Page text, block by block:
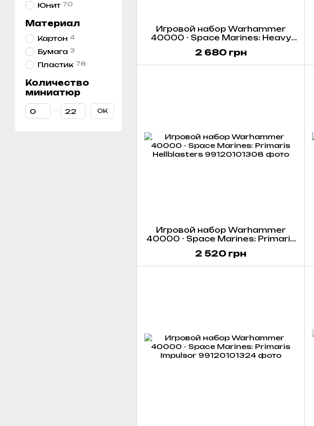
Игровой набор Warhammer
40000 - Space Marines: Heavy
2 680 грн
Игровой набор Warhammer
40000 - Space Marines: Primaris
2 520 грн
Юнит 70
Материал
Картон 4
Бумага 3
Пластик 78
Количество
миниатюр
От Количество миниатюр
До Количество миниатюр
OK